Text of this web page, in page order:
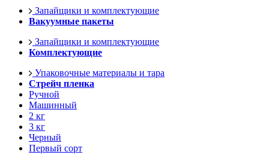
Запайщики и комплектующие
Вакуумные пакеты
Запайщики и комплектующие
Комплектующие
Упаковочные материалы и тара
Стрейч пленка
Ручной
Машинный
2 кг
3 кг
Черный
Первый сорт